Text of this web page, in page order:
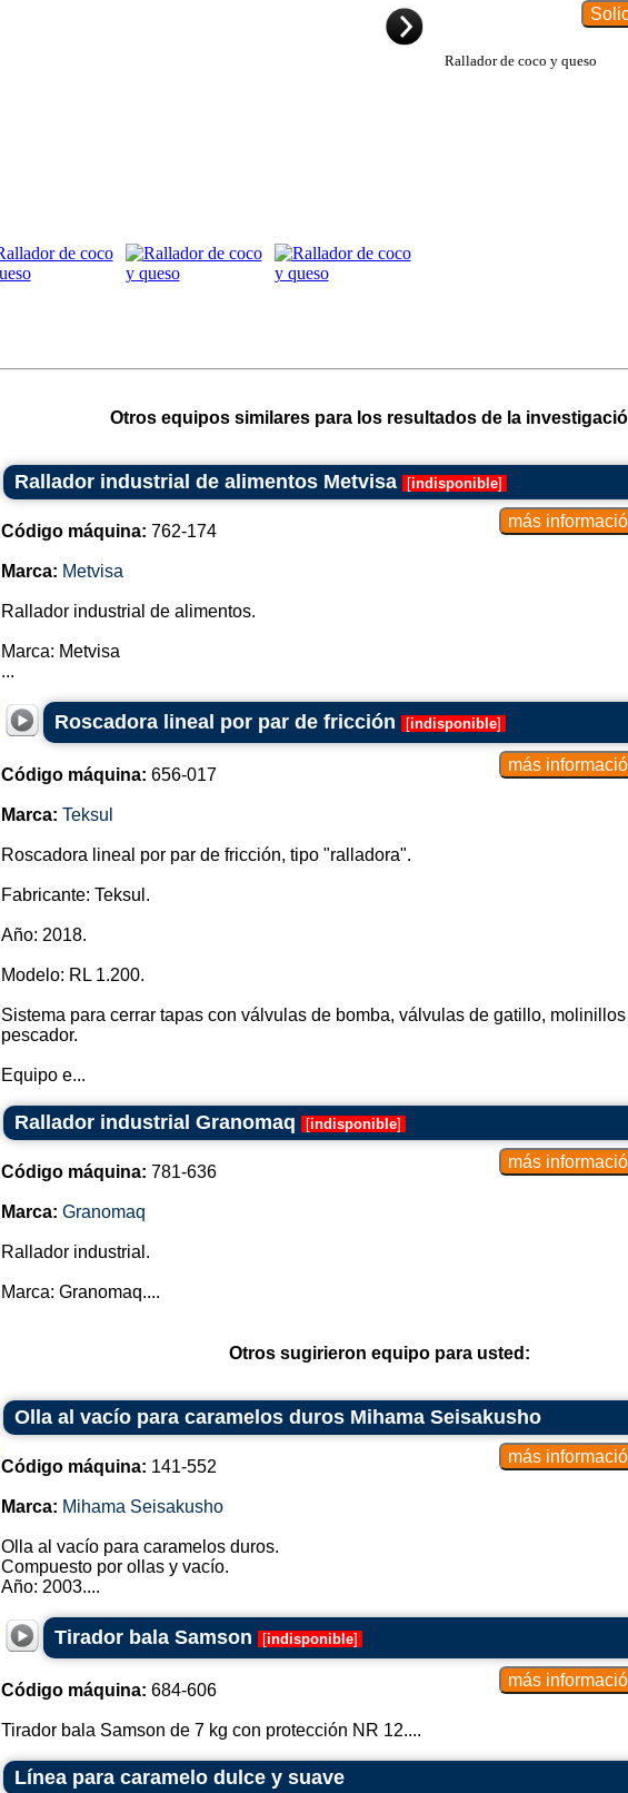
Rallador de coco y queso
Otros equipos similares para los resultados de la
Rallador industrial de alimentos Metvisa [indisponible]
Código máquina: 762-174
Marca: Metvisa
Rallador industrial de alimentos.
Marca: Metvisa
...
Roscadora lineal por par de fricción [indisponible]
Código máquina: 656-017
Marca: Teksul
Roscadora lineal por par de fricción, tipo "ralladora".
Fabricante: Teksul.
Año: 2018.
Modelo: RL 1.200.
Sistema para cerrar tapas con válvulas de bomba, válvulas de gatillo,
pescador.
Equipo e...
Rallador industrial Granomaq [indisponible]
Código máquina: 781-636
Marca: Granomaq
Rallador industrial.
Marca: Granomaq....
Otros sugirieron equipo para usted:
Olla al vacío para caramelos duros Mihama Seisakusho
Código máquina: 141-552
Marca: Mihama Seisakusho
Olla al vacío para caramelos duros.
Compuesto por ollas y vacío.
Año: 2003....
Tirador bala Samson [indisponible]
Código máquina: 684-606
Tirador bala Samson de 7 kg con protección NR 12....
Línea para caramelo dulce y suave